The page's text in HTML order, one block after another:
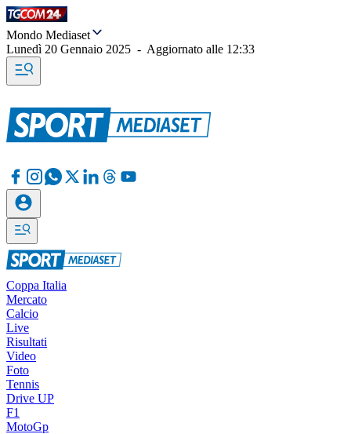
Mondo Mediaset
Lunedì 20 Gennaio 2025 - Aggiornato alle 12:33
Coppa Italia
Mercato
Calcio
Live
Risultati
Video
Foto
Tennis
Drive UP
F1
MotoGp